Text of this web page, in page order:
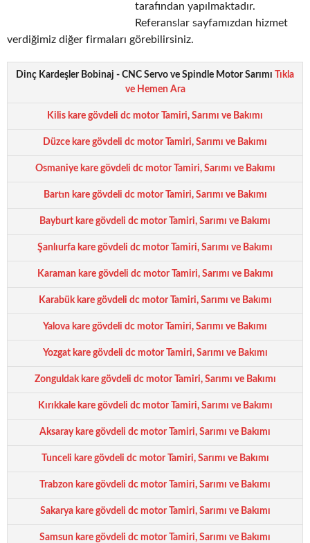
tarafından yapılmaktadır.
Referanslar sayfamızdan hizmet
verdiğimiz diğer firmaları görebilirsiniz.
Dinç Kardeşler Bobinaj - CNC Servo ve Spindle Motor Sarımı
Tıkla
ve Hemen Ara
Kilis kare gövdeli dc motor Tamiri, Sarımı ve Bakımı
Düzce kare gövdeli dc motor Tamiri, Sarımı ve Bakımı
Osmaniye kare gövdeli dc motor Tamiri, Sarımı ve Bakımı
Bartın kare gövdeli dc motor Tamiri, Sarımı ve Bakımı
Bayburt kare gövdeli dc motor Tamiri, Sarımı ve Bakımı
Şanlıurfa kare gövdeli dc motor Tamiri, Sarımı ve Bakımı
Karaman kare gövdeli dc motor Tamiri, Sarımı ve Bakımı
Karabük kare gövdeli dc motor Tamiri, Sarımı ve Bakımı
Yalova kare gövdeli dc motor Tamiri, Sarımı ve Bakımı
Yozgat kare gövdeli dc motor Tamiri, Sarımı ve Bakımı
Zonguldak kare gövdeli dc motor Tamiri, Sarımı ve Bakımı
Kırıkkale kare gövdeli dc motor Tamiri, Sarımı ve Bakımı
Aksaray kare gövdeli dc motor Tamiri, Sarımı ve Bakımı
Tunceli kare gövdeli dc motor Tamiri, Sarımı ve Bakımı
Trabzon kare gövdeli dc motor Tamiri, Sarımı ve Bakımı
Sakarya kare gövdeli dc motor Tamiri, Sarımı ve Bakımı
Samsun kare gövdeli dc motor Tamiri, Sarımı ve Bakımı